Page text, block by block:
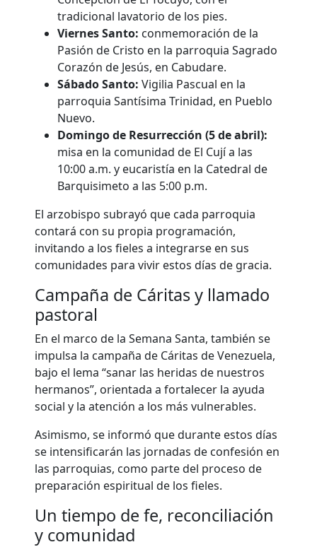
tradicional lavatorio de los pies.
Viernes Santo: conmemoración de la
Pasión de Cristo en la parroquia Sagrado
Corazón de Jesús, en Cabudare.
Sábado Santo: Vigilia Pascual en la
parroquia Santísima Trinidad, en Pueblo
Nuevo.
Domingo de Resurrección (5 de abril):
misa en la comunidad de El Cují a las
10:00 a.m. y eucaristía en la Catedral de
Barquisimeto a las 5:00 p.m.
El arzobispo subrayó que cada parroquia
contará con su propia programación,
invitando a los fieles a integrarse en sus
comunidades para vivir estos días de gracia.
Campaña de Cáritas y llamado
pastoral
En el marco de la Semana Santa, también se
impulsa la campaña de Cáritas de Venezuela,
bajo el lema “sanar las heridas de nuestros
hermanos”, orientada a fortalecer la ayuda
social y la atención a los más vulnerables.
Asimismo, se informó que durante estos días
se intensificarán las jornadas de confesión en
las parroquias, como parte del proceso de
preparación espiritual de los fieles.
Un tiempo de fe, reconciliación
y comunidad